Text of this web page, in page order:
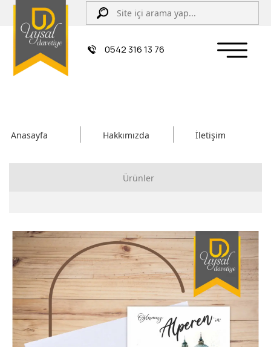
Ürünler
Zarflı Davetiye
Sünnet Davetiyesi
Hatim Davetiyesi
Anasayfa Hakkımızda İletişim
0542 316 13 76